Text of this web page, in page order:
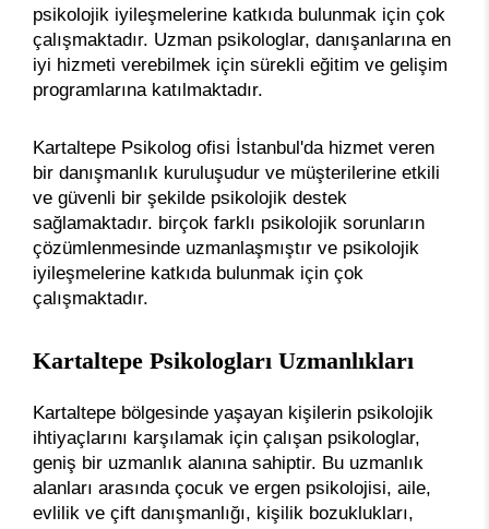
psikolojik iyileşmelerine katkıda bulunmak için çok
çalışmaktadır. Uzman psikologlar, danışanlarına en
iyi hizmeti verebilmek için sürekli eğitim ve gelişim
programlarına katılmaktadır.
Kartaltepe Psikolog ofisi İstanbul'da hizmet veren
bir danışmanlık kuruluşudur ve müşterilerine etkili
ve güvenli bir şekilde psikolojik destek
sağlamaktadır. birçok farklı psikolojik sorunların
çözümlenmesinde uzmanlaşmıştır ve psikolojik
iyileşmelerine katkıda bulunmak için çok
çalışmaktadır.
Kartaltepe Psikologları Uzmanlıkları
Kartaltepe bölgesinde yaşayan kişilerin psikolojik
ihtiyaçlarını karşılamak için çalışan psikologlar,
geniş bir uzmanlık alanına sahiptir. Bu uzmanlık
alanları arasında çocuk ve ergen psikolojisi, aile,
evlilik ve çift danışmanlığı, kişilik bozuklukları,